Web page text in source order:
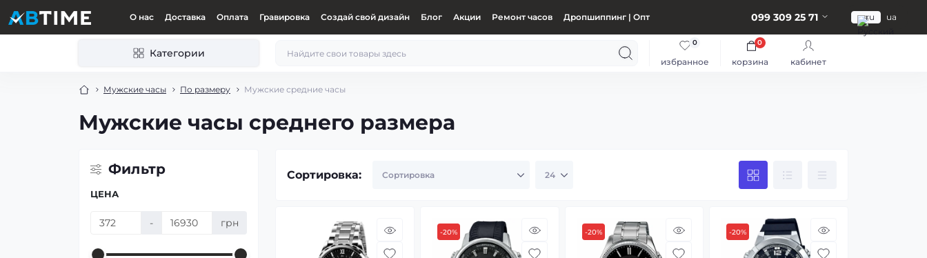
О нас Доставка Оплата Гравировка Создай свой дизайн Блог Акции Ремонт часов Дропшиппинг | Опт 099 309 25 71 ru ua
Категории
избранное
0
корзина
0
кабинет
Мужские часы По размеру Мужские средние часы
Мужские часы среднего размера
Фильтр
ЦЕНА
- грн
Сортировка:
-20% -20% -20%